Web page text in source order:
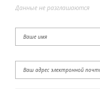
Данные не разглашаются